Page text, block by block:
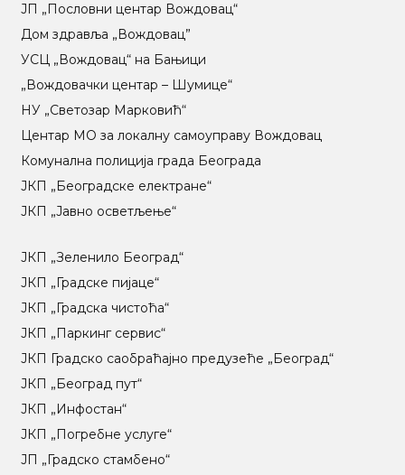
ЈП „Пословни центар Вождовац“
Дом здравља „Вождовац”
УСЦ „Вождовац“ на Бањици
„Вождовачки центар – Шумице“
НУ „Светозар Марковић“
Центар МO за локалну самоуправу Вождовац
Комунална полиција града Београда
ЈКП „Београдске електране“
ЈКП „Јавно осветљење“
ЈКП „Зеленило Београд“
ЈКП „Градске пијаце“
ЈКП „Градска чистоћа“
ЈКП „Паркинг сервис“
ЈКП Градско саобраћајно предузеће „Београд“
ЈКП „Београд пут“
ЈКП „Инфостан“
ЈКП „Погребне услуге“
ЈП „Градско стамбено“